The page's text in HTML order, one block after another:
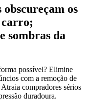
obscureçam os
carro;
sombras da
possível? Elimine
com a remoção de
compradores sérios
duradoura.